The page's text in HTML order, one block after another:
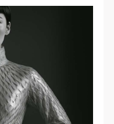
档，纸质档—式二
等法律效力。
议的全部义务，未
权利。凡参加这次
通，取得家属同
参加者签名/勾选
档，纸质档—式二
等法律效力。
议的全部义务，未
权利。凡参加这次
通，取得家属同
参加者签名/勾选
档，纸质档—式二
等法律效力。
议的全部义务，未
权利。凡参加这次
通，取得家属同
参加者签名/勾选